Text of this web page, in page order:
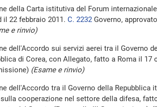
della Carta istitutiva del Forum
il 22 febbraio 2011. C. 2232 Governo,
e rinvio)
dell'Accordo sui servizi aerei tra il Governo
di Corea, con Allegato, fatto a Roma il 17
(Esame e rinvio)
dell'Accordo tra il Governo della Repubblica
cooperazione nel settore della difesa,